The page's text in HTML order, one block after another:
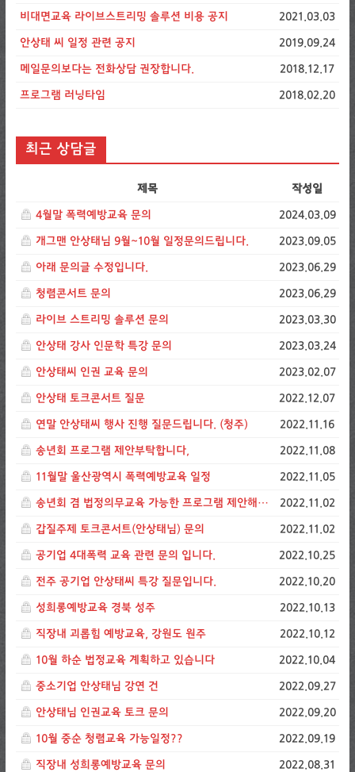
비대면교육 라이브스트리밍 솔루션 비용 공지 2021.03.03
안상태 씨 일정 관련 공지 2019.09.24
메일문의보다는 전화상담 권장합니다. 2018.12.17
프로그램 러닝타임 2018.02.20
최근 상담글
제목 작성일
4월말 폭력예방교육 문의 2024.03.09
개그맨 안상태님 9월~10월 일정문의드립니다. 2023.09.05
아래 문의글 수정입니다. 2023.06.29
청렴콘서트 문의 2023.06.29
라이브 스트리밍 솔루션 문의 2023.03.30
안상태 강사 인문학 특강 문의 2023.03.24
안상태씨 인권 교육 문의 2023.02.07
안상태 토크콘서트 질문 2022.12.07
연말 안상태씨 행사 진행 질문드립니다. (청주) 2022.11.16
송년회 프로그램 제안부탁합니다, 2022.11.08
11월말 울산광역시 폭력예방교육 일정 2022.11.05
송년회 겸 법정의무교육 가능한 프로그램 제안해주세요 2022.11.02
갑질주제 토크콘서트(안상태님) 문의 2022.11.02
공기업 4대폭력 교육 관련 문의 입니다. 2022.10.25
전주 공기업 안상태씨 특강 질문입니다. 2022.10.20
성희롱예방교육 경북 성주 2022.10.13
직장내 괴롭힘 예방교육, 강원도 원주 2022.10.12
10월 하순 법정교육 계획하고 있습니다 2022.10.04
중소기업 안상태님 강연 건 2022.09.27
안상태님 인권교육 토크 문의 2022.09.20
10월 중순 청렴교육 가능일정?? 2022.09.19
직장내 성희롱예방교육 문의 2022.08.31